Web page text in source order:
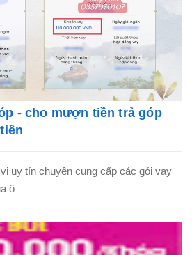
- cho mượn tiền trả góp
uy tín chuyên cung cấp các gói vay
ô